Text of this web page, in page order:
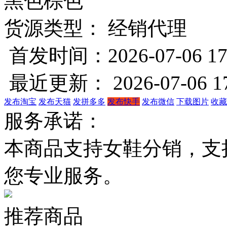
货源类型： 经销代理
首发时间：2026-07-06
最近更新： 2026-07-06
发布淘宝 发布天猫 发拼多多 发布快手 发布微信 下载图片 收
服务承诺：
本商品支持女鞋分销，
您专业服务。
推荐商品